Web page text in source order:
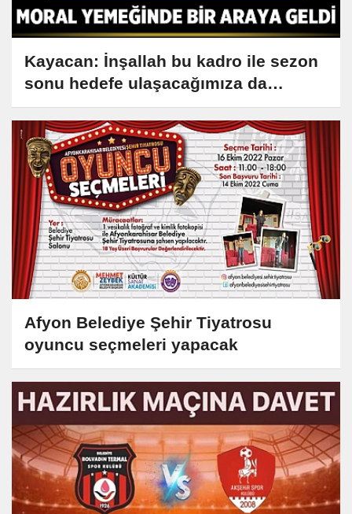
Kayacan: İnşallah bu kadro ile sezon
sonu hedefe ulaşacağımıza da
inanıyorum
Afyon Belediye Şehir Tiyatrosu
oyuncu seçmeleri yapacak